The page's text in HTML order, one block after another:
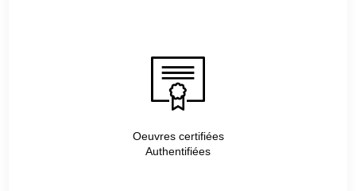
Oeuvres certifiées
Authentifiées